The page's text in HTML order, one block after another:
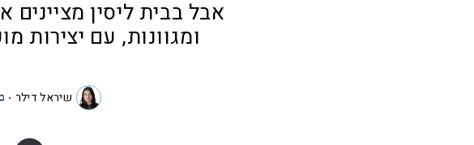
ומגוונות, עם
שיראל דילר